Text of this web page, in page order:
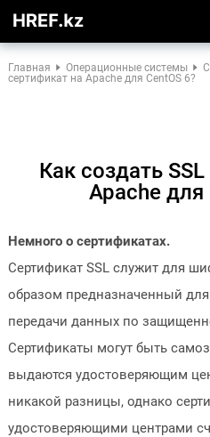
Главная Операционные системы
сертификат на Apache для CentOS 6?
Как создать
Apache для
Немного о сертификатах.
Сертификат SSL служит для
образом предназначенный
передачи данных по
Сертификаты могут быть
выдаются удостоверяющим
никакой разницы, однако
удостоверяющими центрами